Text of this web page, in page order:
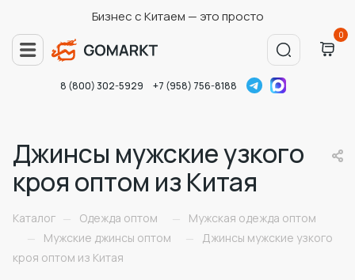
Бизнес с Китаем — это просто
0
8 (800) 302-5929 +7 (958) 756-8188
Джинсы мужские узкого
кроя оптом из Китая
Каталог — Одежда оптом —
Мужская одежда оптом
—
Мужские джинсы оптом —
Джинсы мужские узкого
кроя оптом из Китая